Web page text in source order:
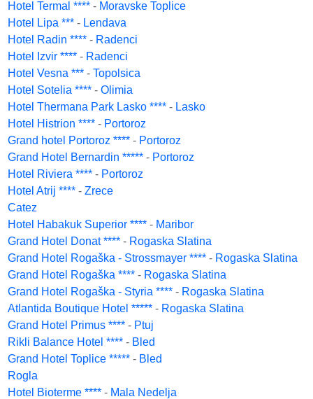
Hotel Termal **** - Moravske Toplice
Hotel Lipa *** - Lendava
Hotel Radin **** - Radenci
Hotel Izvir **** - Radenci
Hotel Vesna *** - Topolsica
Hotel Sotelia **** - Olimia
Hotel Thermana Park Lasko **** - Lasko
Hotel Histrion **** - Portoroz
Grand hotel Portoroz **** - Portoroz
Grand Hotel Bernardin ***** - Portoroz
Hotel Riviera **** - Portoroz
Hotel Atrij **** - Zrece
Catez
Hotel Habakuk Superior **** - Maribor
Grand Hotel Donat **** - Rogaska Slatina
Grand Hotel Rogaška - Strossmayer **** - Rogaska Slatina
Grand Hotel Rogaška **** - Rogaska Slatina
Grand Hotel Rogaška - Styria **** - Rogaska Slatina
Atlantida Boutique Hotel ***** - Rogaska Slatina
Grand Hotel Primus **** - Ptuj
Rikli Balance Hotel **** - Bled
Grand Hotel Toplice ***** - Bled
Rogla
Hotel Bioterme **** - Mala Nedelja